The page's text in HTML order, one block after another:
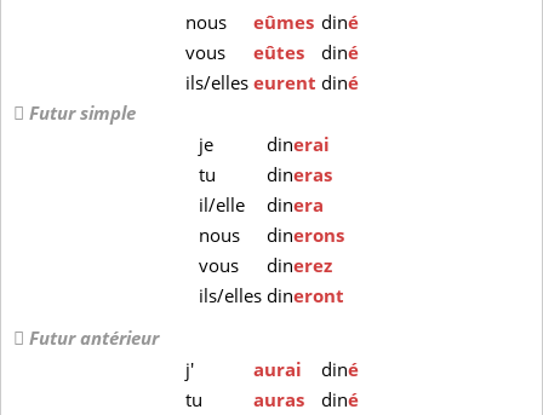
nous
eûmes diné
vous
eûtes diné
ils/elles eurent diné
Futur simple
je
dinerai
tu
dineras
il/elle
dinera
nous
dinerons
vous
dinerez
ils/ellesdineront
Futur antérieur
j'
aurai diné
tu
auras diné